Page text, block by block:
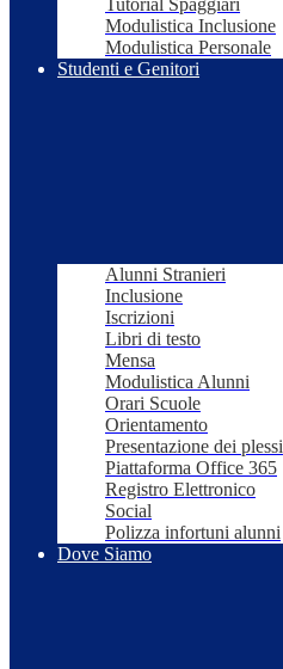
Tutorial Spaggiari
Modulistica Inclusione
Modulistica Personale
Studenti e Genitori
Alunni Stranieri
Inclusione
Iscrizioni
Libri di testo
Mensa
Modulistica Alunni
Orari Scuole
Orientamento
Presentazione dei plessi
Piattaforma Office 365
Registro Elettronico
Social
Polizza infortuni alunni
Dove Siamo